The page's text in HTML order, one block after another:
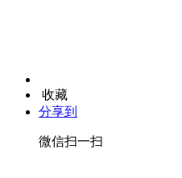
收藏
分享到
微信扫一扫